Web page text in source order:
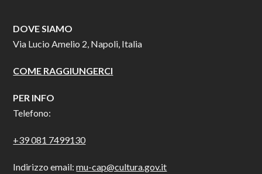
DOVE SIAMO
Via Lucio Amelio 2, Napoli, Italia
COME RAGGIUNGERCI
PER INFO
Telefono:
+39 081 7499130
Indirizzo email:mu-cap@cultura.gov.it